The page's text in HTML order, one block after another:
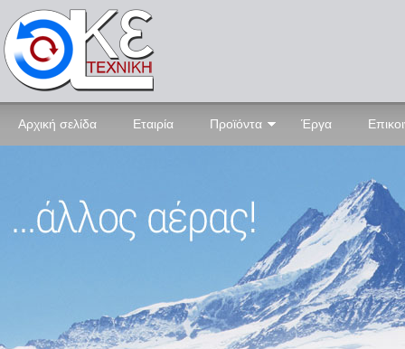
Αρχική σελίδα Εταιρία Προϊόντα Έργα